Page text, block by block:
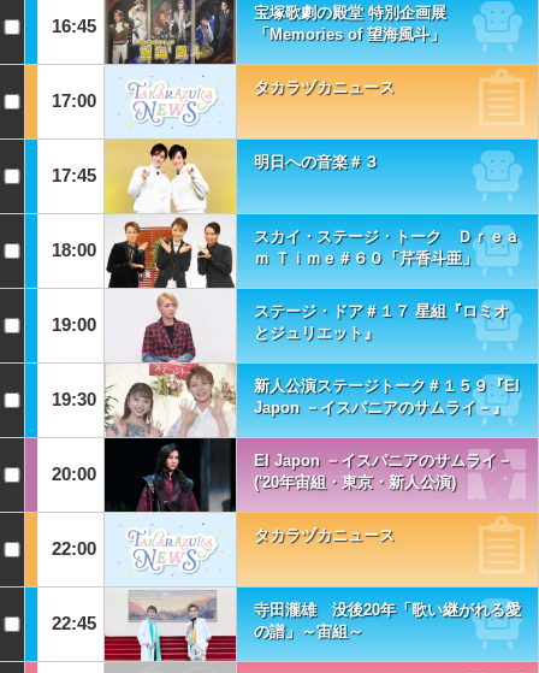
16:45
宝塚歌劇の殿堂 特別企画展
「Memories of 望海風斗」
17:00
タカラヅカニュース
17:45
明日への音楽＃３
18:00
スカイ・ステージ・トーク Ｄｒｅａ
ｍ Ｔｉｍｅ＃６０「芹香斗亜」
19:00
ステージ・ドア＃１７ 星組『ロミオ
とジュリエット』
19:30
新人公演ステージトーク＃１５９『El
Japon －イスパニアのサムライ－』
20:00
El Japon －イスパニアのサムライ－
('20年宙組・東京・新人公演)
22:00
タカラヅカニュース
22:45
寺田瀧雄 没後20年「歌い継がれる愛
の譜」～宙組～